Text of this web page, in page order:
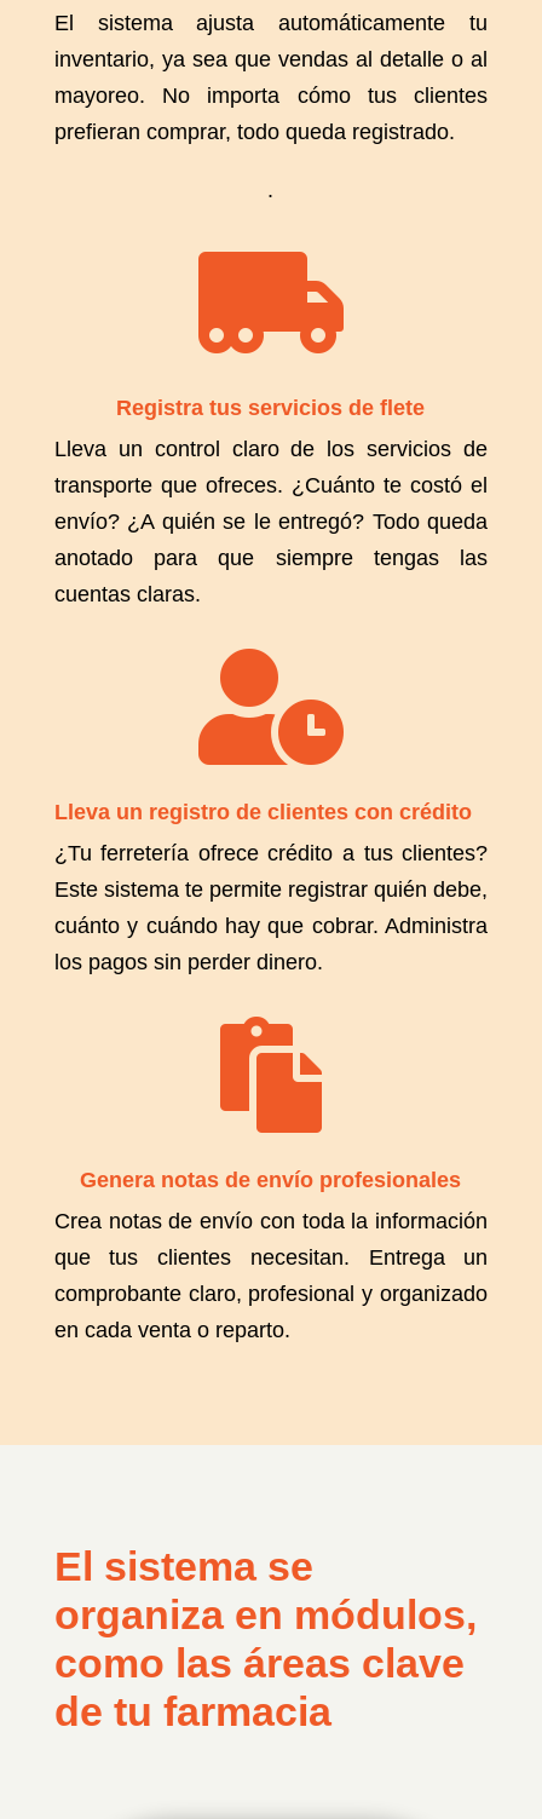
El sistema ajusta automáticamente tu
inventario, ya sea que vendas al detalle o al
mayoreo. No importa cómo tus clientes
prefieran comprar, todo queda registrado.
.

Registra tus servicios de flete
Lleva un control claro de los servicios de
transporte que ofreces. ¿Cuánto te costó el
envío? ¿A quién se le entregó? Todo queda
anotado para que siempre tengas las
cuentas claras.

Lleva un registro de clientes con crédito
¿Tu ferretería ofrece crédito a tus clientes?
Este sistema te permite registrar quién debe,
cuánto y cuándo hay que cobrar. Administra
los pagos sin perder dinero.

Genera notas de envío profesionales
Crea notas de envío con toda la información
que tus clientes necesitan. Entrega un
comprobante claro, profesional y organizado
en cada venta o reparto.
El sistema se
organiza en módulos,
como las áreas clave
de tu farmacia